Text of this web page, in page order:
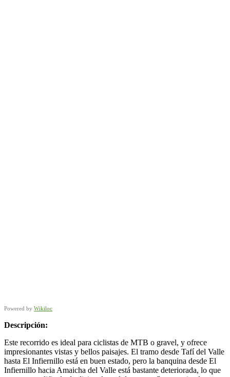
Powered by Wikiloc
Descripción:
Este recorrido es ideal para ciclistas de MTB o gravel, y ofrece
impresionantes vistas y bellos paisajes. El tramo desde Tafí del Valle
hasta El Infiernillo está en buen estado, pero la banquina desde El
Infiernillo hacia Amaicha del Valle está bastante deteriorada, lo que